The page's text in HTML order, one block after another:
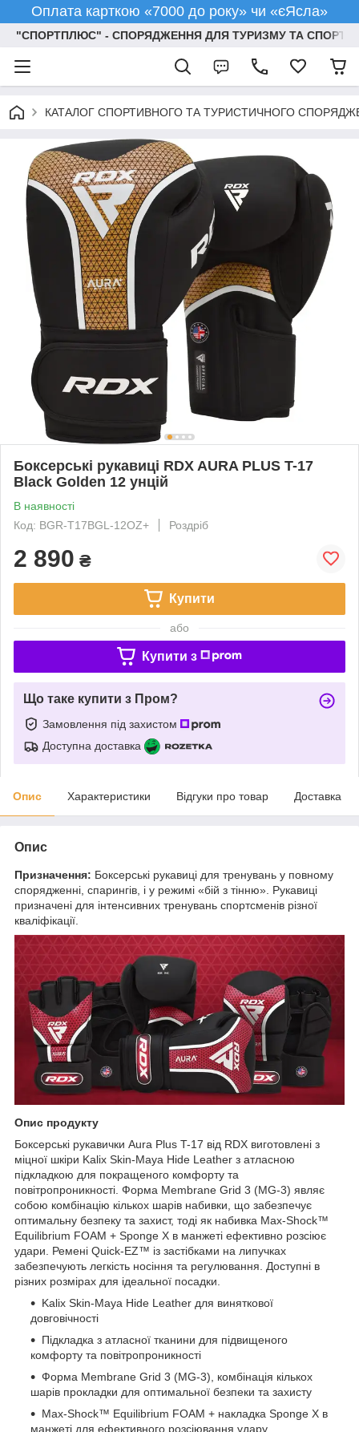
Оплата карткою «7000 до року» чи «єЯсла»
"СПОРТПЛЮС" - СПОРЯДЖЕННЯ ДЛЯ ТУРИЗМУ ТА СПОРТУ
КАТАЛОГ СПОРТИВНОГО ТА ТУРИСТИЧНОГО
Боксерські рукавиці RDX AURA PLUS T-17
Black Golden 12 унцій
В наявності
Код: BGR-T17BGL-12OZ+
Роздріб
2 890 ₴
Купити
або
Купити з
Що таке купити з Пром?
Замовлення під захистом
Доступна доставка
Опис Характеристики Відгуки про товар Доставка
Опис
Призначення: Боксерські рукавиці для тренувань у повному
спорядженні, спарингів, і у режимі «бій з тінню». Рукавиці
призначені для інтенсивних тренувань спортсменів різної
кваліфікації.
Опис продукту
Боксерські рукавички Aura Plus T-17 від RDX виготовлені з
міцної шкіри Kalix Skin-Maya Hide Leather з атласною
підкладкою для покращеного комфорту та
повітропроникності. Форма Membrane Grid 3 (MG-3) являє
собою комбінацію кількох шарів набивки, що забезпечує
оптимальну безпеку та захист, тоді як набивка Max-Shock™
Equilibrium FOAM + Sponge X в манжеті ефективно розсіює
удари. Ремені Quick-EZ™ із застібками на липучках
забезпечують легкість носіння та регулювання. Доступні в
різних розмірах для ідеальної посадки.
Kalix Skin-Maya Hide Leather для виняткової
довговічності
Підкладка з атласної тканини для підвищеного
комфорту та повітропроникності
Форма Membrane Grid 3 (MG-3), комбінація кількох
шарів прокладки для оптимальної безпеки та захисту
Max-Shock™ Equilibrium FOAM + накладка Sponge X в
манжеті для ефективного розсіювання удару